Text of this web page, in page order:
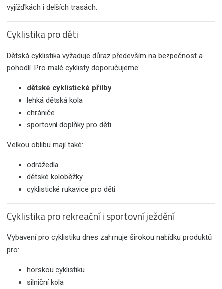
vyjížďkách i delších trasách.
Cyklistika pro děti
Dětská cyklistika vyžaduje důraz především na bezpečnost a
pohodlí. Pro malé cyklisty doporučujeme:
dětské cyklistické přilby
lehká dětská kola
chrániče
sportovní doplňky pro děti
Velkou oblibu mají také:
odrážedla
dětské koloběžky
cyklistické rukavice pro děti
Cyklistika pro rekreační i sportovní ježdění
Vybavení pro cyklistiku dnes zahrnuje širokou nabídku produktů
pro:
horskou cyklistiku
silniční kola